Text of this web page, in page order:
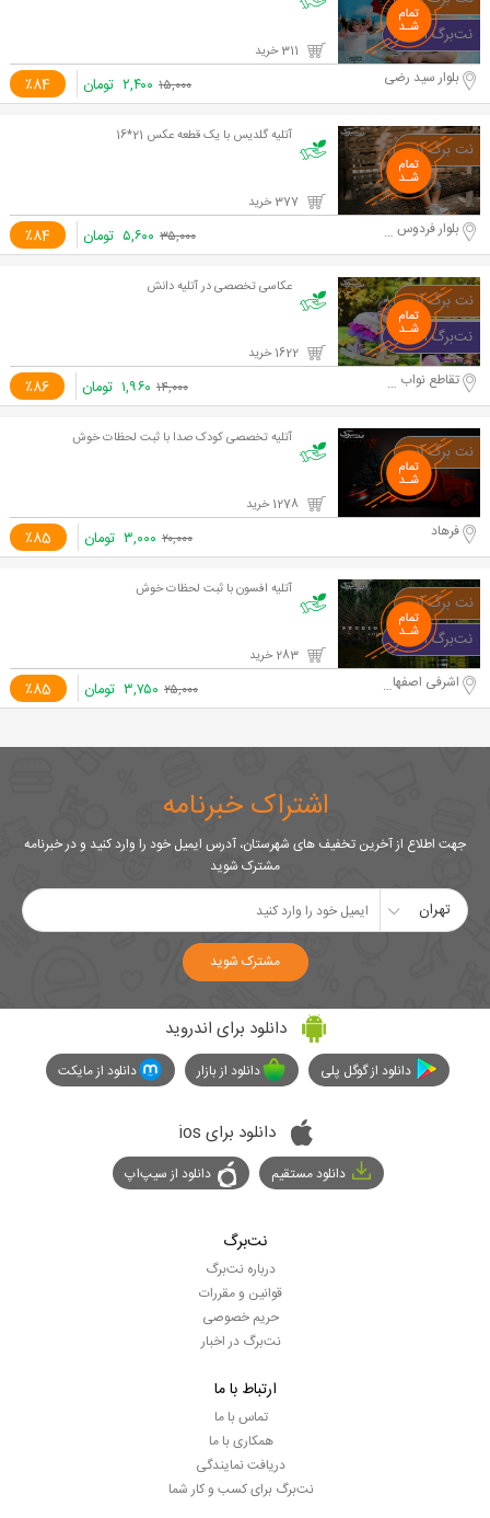
٪84 بلوار سید رضی ۱۵,۰۰۰ ۲,۴۰۰ تومان
آتلیه گلدیس با یک قطعه عکس 21*16
٪84 بلوار فردوس شرق ۳۵,۰۰۰ ۵,۶۰۰ تومان
عکاسی تخصصی در آتلیه دانش
٪86 تقاطع نواب و آزادی ۱۴,۰۰۰ ۱,۹۶۰ تومان
آتلیه تخصصی کودک صدا با ثبت لحظات خوش
٪85 فرهاد ۲۰,۰۰۰ ۳,۰۰۰ تومان
آتلیه افسون با ثبت لحظات خوش
٪85 اشرفی اصفهانی ۲۵,۰۰۰ ۳,۷۵۰ تومان
اشتراک خبرنامه
جهت اطلاع از آخرین تخفیف های شهرستان، آدرس ایمیل خود را وارد کنید و در خبرنامه
مشترک شوید
تهران
مشترک شوید
دانلود برای اندروید
دانلود از گوگل پلی دانلود از بازار دانلود از مایکت
دانلود برای ios
دانلود مستقیم دانلود از سیپ‌اپ
نت‌برگ
درباره نت‌برگ
قوانین و مقررات
حریم خصوصی
نت‌برگ در اخبار
ارتباط با ما
تماس با ما
همکاری با ما
دریافت نمایندگی
نت‌برگ برای کسب و کار شما